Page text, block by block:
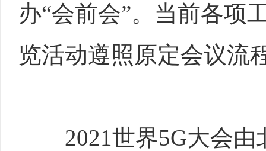
办“会前会”。当前各项
览活动遵照原定会议流
2021世界5G大会由